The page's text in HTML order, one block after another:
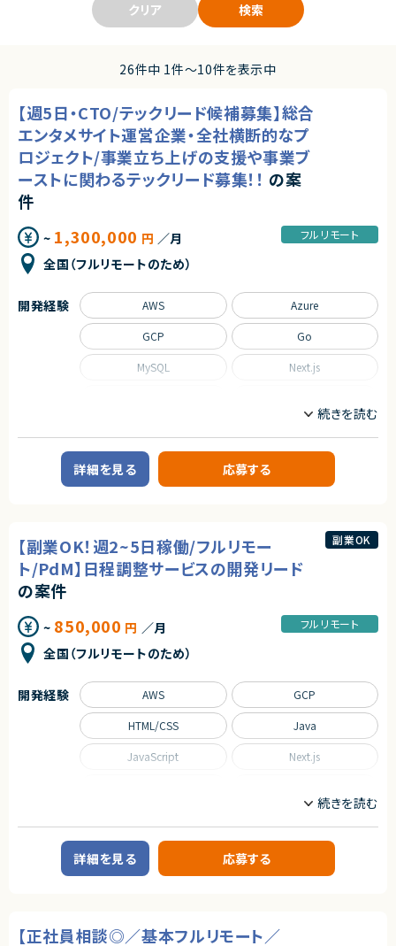
クリア 検索
26件中 1件〜10件を表示中
【週5日・CTO/テックリード候補募集】総合
エンタメサイト運営企業・全社横断的なプ
ロジェクト/事業立ち上げの支援や事業ブ
ーストに関わるテックリード募集！！ の案
件
~ 1,300,000 円 ／月
全国（フルリモートのため）
フルリモート
CTO/VPoE/テックリード
インフラエンジニア/SRE
■事業概要
事業部を横断した開発の支援を行う部署です。
事業立ち上げの支援や事業ブーストするための横断支援を行います。
一つのサービスだけじゃなく、様々なサービスと関わり事業をブーストするた
迅速なキャッチアップを求められますが横断的に事業に関わることで様々な
開発環境に携わることができます。
今回は開発支援のプロジェクトの増加に基づき、開発業務から開発支援を
行っていただくフルスタックエンジニアを募集します！
■募集背景
テックリード室は支援を求めている各事業や全社横断的なプロジェクトにた
いして技術支援を行う組織です。
単に技術に精通しているだけではなく、事業を成長させ続けるために技術
を最大限に活用するといった技術投資の目線と、開発組織を牽引していくこ
とができるリーダーシップを持った、CTOやテックリード等の経験を持った仲
なプロジェクトに関わることができます。
・CTOやVPoEと連携して開発組織および様々なプロダクトの課題解決
・全社横断のプロジェクトや新規事業の立ち上げを事業計画フェーズから支
両面から推進
開発経験 AWS Azure
GCP Go
MySQL Next.js
詳細を見る 応募する
【副業OK！週2~5日稼働/フルリモー
ト/PdM】日程調整サービスの開発リード
の案件
~ 850,000 円 ／月
全国（フルリモートのため）
フルリモート
副業OK
CTO/VPoE/テックリード
プロジェクトマネージャー
開発経験 AWS GCP
HTML/CSS Java
JavaScript Next.js
Spring Spring Boot
TypeScript
詳細を見る 応募する
【正社員相談◎／基本フルリモート／